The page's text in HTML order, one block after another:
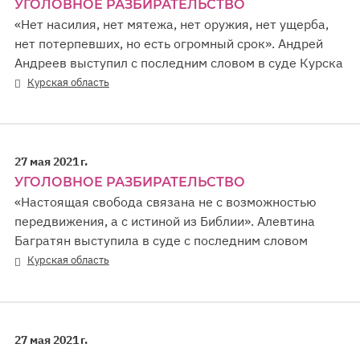
УГОЛОВНОЕ РАЗБИРАТЕЛЬСТВО
«Нет насилия, нет мятежа, нет оружия, нет ущерба,
нет потерпевших, но есть огромный срок». Андрей
Андреев выступил с последним словом в суде Курска
Курская область
27 мая 2021 г.
УГОЛОВНОЕ РАЗБИРАТЕЛЬСТВО
«Настоящая свобода связана не с возможностью
передвижения, а с истиной из Библии». Алевтина
Багратян выступила в суде с последним словом
Курская область
27 мая 2021 г.